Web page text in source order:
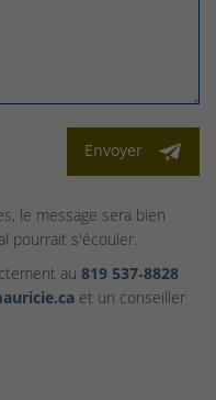
Envoyer
le message sera bien
pourrait s'écouler.
au 819 537‑8828
et un conseiller